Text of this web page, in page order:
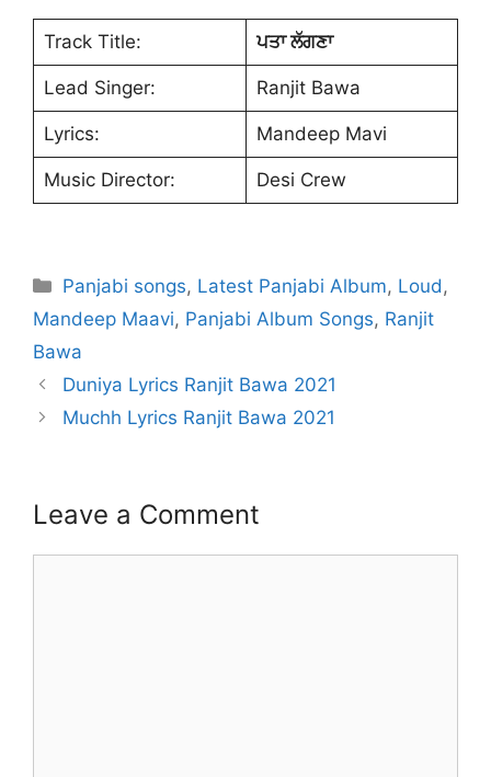
Track Title: ਪਤਾ ਲੱਗਣਾ
Lead Singer: Ranjit Bawa
Lyrics: Mandeep Mavi
Music Director: Desi Crew
Categories
Panjabi songs, Latest Panjabi Album, Loud ,
Mandeep Maavi, Panjabi Album Songs, Ranjit
Bawa
Duniya Lyrics Ranjit Bawa 2021
Muchh Lyrics Ranjit Bawa 2021
Leave a Comment